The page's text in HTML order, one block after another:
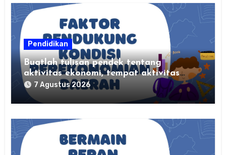
Pendidikan
Buatlah tulisan pendek tentang
aktivitas ekonomi, tempat aktivitas
ekonomi, dan hasil produksi daerah
kalian
7 Agustus 2026